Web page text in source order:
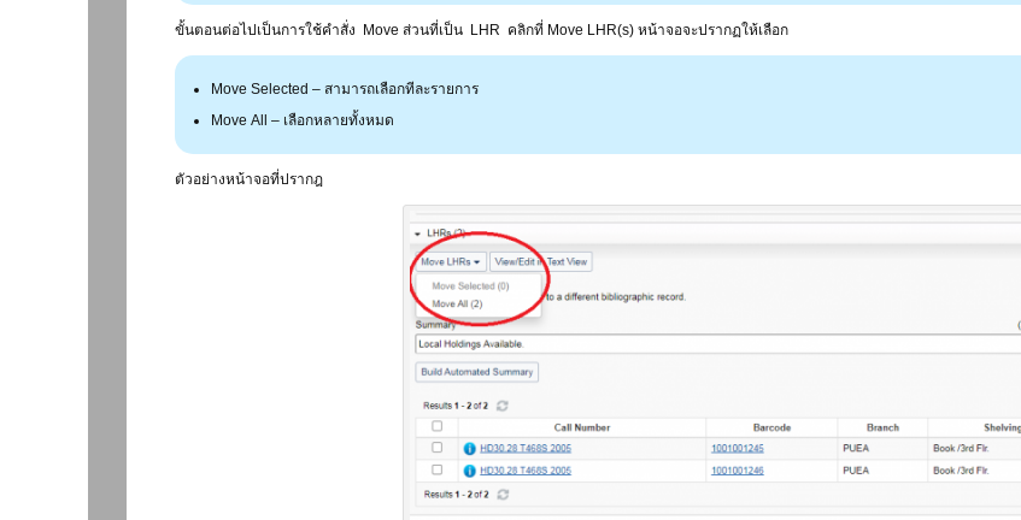
ขั้นตอนต่อไปเป็นการใช้คำสั่ง Move ส่วนที่เป็น LHR คลิกที่ Move LHR(s) หน้าจอจะปรากฏให้เลือก
Move Selected – สามารถเลือกทีละรายการ
Move All – เลือกหลายทั้งหมด
ตัวอย่างหน้าจอที่ปรากฎ